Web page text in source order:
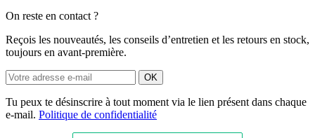
On reste en contact ?
Reçois les nouveautés, les conseils d’entretien et les retours en stock,
toujours en avant-première.
OK
Tu peux te désinscrire à tout moment via le lien présent dans chaque
e-mail. Politique de confidentialité